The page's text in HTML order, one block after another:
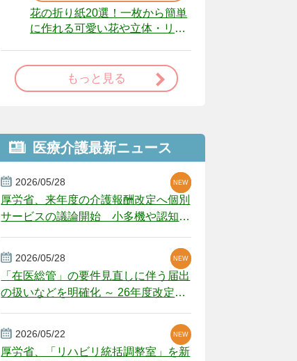
花の折り紙20選！一枚から簡単
に作れる可愛い花や立体・リー
もっと見る
医療介護最新ニュース
2026/05/28
厚労省、来年度の介護報酬改定へ個別
サービスの議論開始 小多機や認知症
NEW
NEW
NEW
2026/05/28
「在医総管」の要件見直しに伴う届出
の扱いなどを明確化 ～ 26年度改定疑
NEW
NEW
2026/05/22
厚労省、「リハビリ統括調整室」を新
NEW